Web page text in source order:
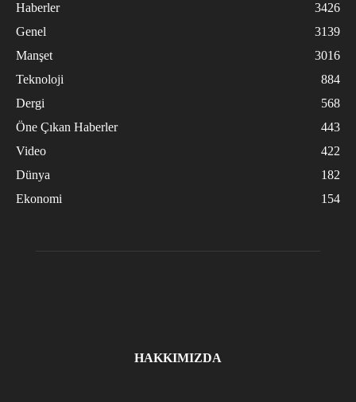
Haberler
3426
Genel
3139
Manşet
3016
Teknoloji
884
Dergi
568
Öne Çıkan Haberler
443
Video
422
Dünya
182
Ekonomi
154
HAKKIMIZDA